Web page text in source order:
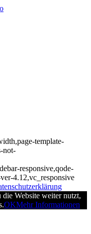
template-
not-
responsive,qode-
4.12,vc_responsive
Website weiter nutzt,
OKMehr Informationen